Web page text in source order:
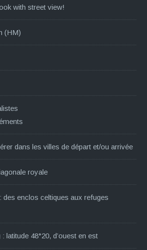
with street view!
(HM)
dans les villes de départ et/ou arrivée
royale
des enclos celtiques aux refuges
latitude 48°20, d’ouest en est